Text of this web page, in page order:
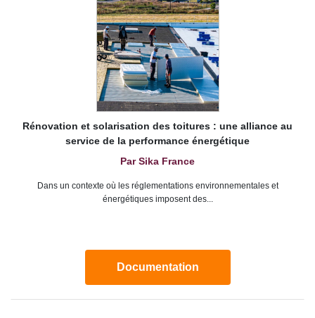
Rénovation et solarisation des toitures : une alliance au
service de la performance énergétique
Par Sika France
Dans un contexte où les réglementations environnementales et
énergétiques imposent des...
Documentation